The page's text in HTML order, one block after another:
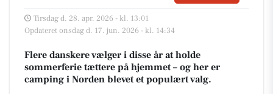
Tirsdag d. 28. apr. 2026 - kl. 13:01
Opdateret onsdag d. 17. jun. 2026 - kl. 14:34
Flere danskere vælger i disse år at holde
sommerferie tættere på hjemmet – og her er
camping i Norden blevet et populært valg.